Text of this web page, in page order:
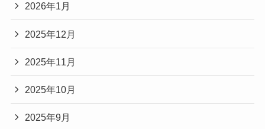
2026年1月
2025年12月
2025年11月
2025年10月
2025年9月